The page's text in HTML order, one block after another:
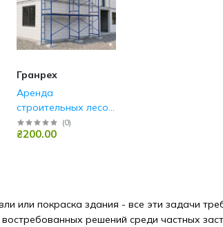
Гранрех
Аренда
строительных лесов
Киев
(0)
₴200.00
или покраска здания - все эти задачи
решений среди частных